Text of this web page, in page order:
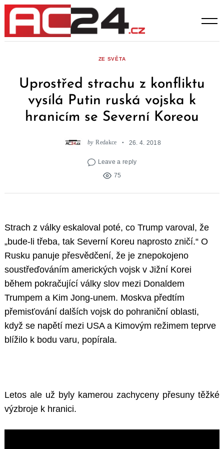
Skip
content
ZE SVĚTA
Uprostřed strachu z konfliktu
vysílá Putin ruská vojska k
hranicím se Severní Koreou
by Redakce 26. 4. 2018
Leave a reply
75
Strach z války eskaloval poté, co Trump varoval, že
„bude-li třeba, tak Severní Koreu naprosto zničí.“ O
Rusku panuje přesvědčení, že je znepokojeno
soustřeďováním amerických vojsk v Jižní Korei
během pokračující války slov mezi Donaldem
Trumpem a Kim Jong-unem. Moskva předtím
přemisťování dalších vojsk do pohraniční oblasti,
když se napětí mezi USA a Kimovým režimem teprve
blížilo k bodu varu, popírala.
Letos ale už byly kamerou zachyceny přesuny těžké
výzbroje k hranici.